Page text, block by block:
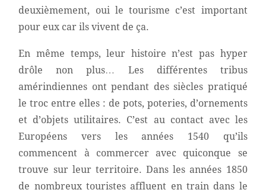
deuxièmement, oui le tourisme c’est important
pour eux car ils vivent de ça.
En même temps, leur histoire n’est pas hyper
drôle non plus… Les différentes tribus
amérindiennes ont pendant des siècles pratiqué
le troc entre elles : de pots, poteries, d’ornements
et d’objets utilitaires. C’est au contact avec les
Européens vers les années 1540 qu’ils
commencent à commercer avec quiconque se
trouve sur leur territoire. Dans les années 1850
de nombreux touristes affluent en train dans le